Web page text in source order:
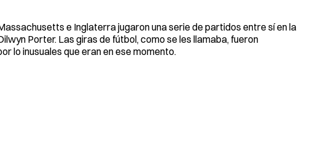
e Inglaterra jugaron una serie de partidos entre sí en la
Porter. Las giras de fútbol, como se les llamaba, fueron
lo inusuales que eran en ese momento.